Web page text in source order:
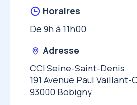
Horaires
De 9h à 11h00
Adresse
CCI Seine-Saint-Denis
191 Avenue Paul Vaillant-
93000 Bobigny